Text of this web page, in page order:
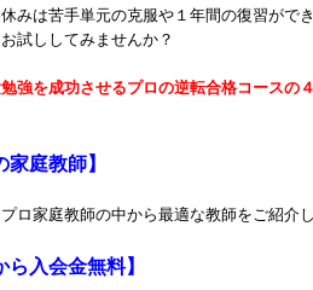
みは苦手単元の克服や１年間の復習がで
試ししてみませんか？
強を成功させるプロの逆転合格コースの
家庭教師】
ロ家庭教師の中から最適な教師をご紹介
ら入会金無料】